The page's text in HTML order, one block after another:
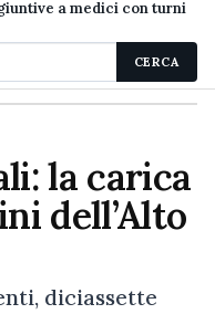
a medici con turni
CERCA
la carica
dell’Alto
diciassette